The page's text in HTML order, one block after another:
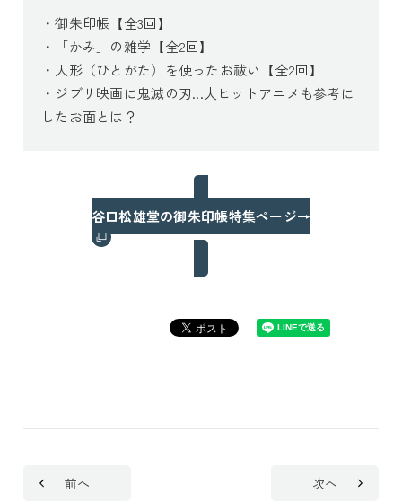
・御朱印帳【全3回】
・「かみ」の雑学【全2回】
・人形（ひとがた）を使ったお祓い【全2回】
・ジブリ映画に鬼滅の刃...大ヒットアニメも参考に
したお面とは？
谷口松雄堂の御朱印帳特集ページ→
前へ 次へ